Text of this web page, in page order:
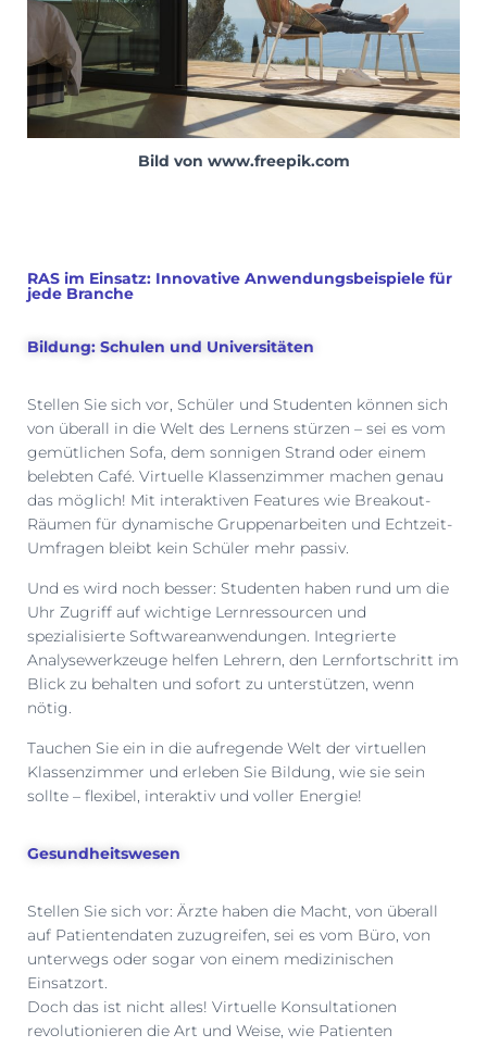
Bild von www.freepik.com
RAS im Einsatz: Innovative Anwendungsbeispiele für
jede Branche
Bildung: Schulen und Universitäten
Stellen Sie sich vor, Schüler und Studenten können sich
von überall in die Welt des Lernens stürzen – sei es vom
gemütlichen Sofa, dem sonnigen Strand oder einem
belebten Café. Virtuelle Klassenzimmer machen genau
das möglich! Mit interaktiven Features wie Breakout-
Räumen für dynamische Gruppenarbeiten und Echtzeit-
Umfragen bleibt kein Schüler mehr passiv.
Und es wird noch besser: Studenten haben rund um die
Uhr Zugriff auf wichtige Lernressourcen und
spezialisierte Softwareanwendungen. Integrierte
Analysewerkzeuge helfen Lehrern, den Lernfortschritt im
Blick zu behalten und sofort zu unterstützen, wenn
nötig.
Tauchen Sie ein in die aufregende Welt der virtuellen
Klassenzimmer und erleben Sie Bildung, wie sie sein
sollte – flexibel, interaktiv und voller Energie!
Gesundheitswesen
Stellen Sie sich vor: Ärzte haben die Macht, von überall
auf Patientendaten zuzugreifen, sei es vom Büro, von
unterwegs oder sogar von einem medizinischen
Einsatzort.
Doch das ist nicht alles! Virtuelle Konsultationen
revolutionieren die Art und Weise, wie Patienten